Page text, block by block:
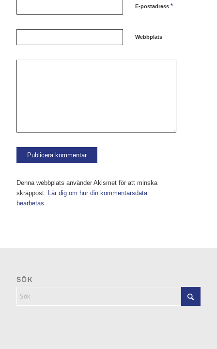
E-postadress *
Webbplats
Denna webbplats använder Akismet för att minska
skräppost. Lär dig om hur din kommentarsdata
bearbetas.
SÖK